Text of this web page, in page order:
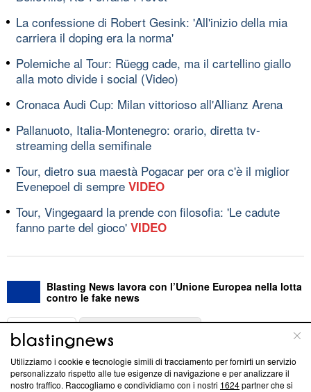
La confessione di Robert Gesink: 'All'inizio della mia
carriera il doping era la norma'
Polemiche al Tour: Rüegg cade, ma il cartellino giallo
alla moto divide i social (Video)
Cronaca Audi Cup: Milan vittorioso all'Allianz Arena
Pallanuoto, Italia-Montenegro: orario, diretta tv-
streaming della semifinale
Tour, dietro sua maestà Pogacar per ora c'è il miglior
Evenepoel di sempre VIDEO
Tour, Vingegaard la prende con filosofia: 'Le cadute
fanno parte del gioco' VIDEO
Blasting News lavora con l’Unione Europea nella lotta
contro le fake news
ABOUT
Questa sezione offre informazioni trasparenti su Blasting
News, sui nostri processi editoriali e su come ci impegniamo a
Utilizziamo i cookie e tecnologie simili di tracciamento per fornirti un servizio
personalizzato rispetto alle tue esigenze di navigazione e per analizzare il
nostro traffico. Raccogliamo e condividiamo con i nostri 1624partner che si